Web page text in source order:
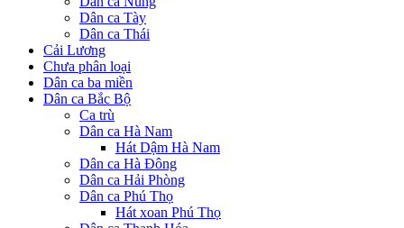
Dân ca Tày
Dân ca Thái
Cải Lương
Chưa phân loại
Dân ca ba miền
Dân ca Bắc Bộ
Ca trù
Dân ca Hà Nam
Hát Dậm Hà Nam
Dân ca Hà Đông
Dân ca Hải Phòng
Dân ca Phú Thọ
Hát xoan Phú Thọ